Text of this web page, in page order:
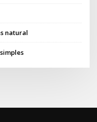
natural